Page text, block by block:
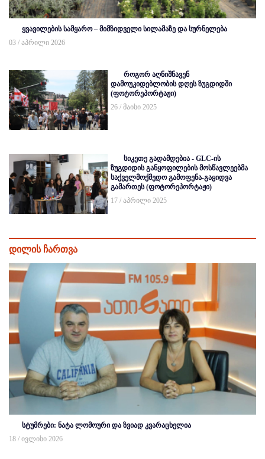
ყვავილების სამყარო – მიმზიდველი სილამაზე და სურნელება
03 / აპრილი 2026
როგორ აღნიშნავენ
დამოუკიდებლობის დღეს ზუგდიდში
(ფოტორეპორტაჟი)
26 / მაისი 2025
სიკეთე გადამდებია - GLC-ის
ზუგდიდის განყოფილების მოსწავლეებმა
საქველმოქმედო გამოფენა-გაყიდვა
გამართეს (ფოტორეპორტაჟი)
17 / აპრილი 2025
დილის ჩართვა
სტუმრები: ნატა ლომოური და ზვიად კვარაცხელია
18 / ივლისი 2026